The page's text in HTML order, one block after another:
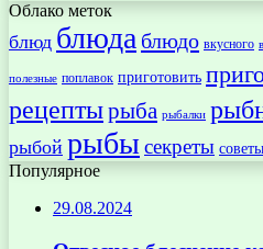
Облако меток
блюд блюда блюдо вкусного
полезные поплавок приготовить
рецептырыба рыбалки
рыбой рыбысекреты советы
Популярное
29.08.2024